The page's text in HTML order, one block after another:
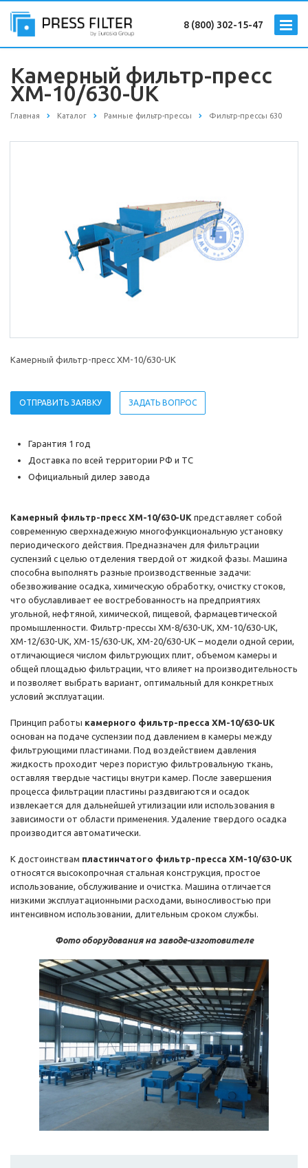
8 (800) 302-15-47
Камерный фильтр-пресс
XM-10/630-UK
Главная Каталог Рамные фильтр-прессы Фильтр-прессы 630
Камерный фильтр-пресс XM-10/630-UK
ОТПРАВИТЬ ЗАЯВКУ ЗАДАТЬ ВОПРОС
Гарантия 1 год
Доставка по всей территории РФ и ТС
Официальный дилер завода
Камерный фильтр-пресс XM-10/630-UK представляет собой
современную сверхнадежную многофункциональную установку
периодического действия. Предназначен для фильтрации
суспензий с целью отделения твердой от жидкой фазы. Машина
способна выполнять разные производственные задачи:
обезвоживание осадка, химическую обработку, очистку стоков,
что обуславливает ее востребованность на предприятиях
угольной, нефтяной, химической, пищевой, фармацевтической
промышленности. Фильтр-прессы XМ-8/630-UK, XМ-10/630-UK,
XМ-12/630-UK, XМ-15/630-UK, XМ-20/630-UK – модели одной серии,
отличающиеся числом фильтрующих плит, объемом камеры и
общей площадью фильтрации, что влияет на производительность
и позволяет выбрать вариант, оптимальный для конкретных
условий эксплуатации.
Принцип работы камерного фильтр-пресса XM-10/630-UK
основан на подаче суспензии под давлением в камеры между
фильтрующими пластинами. Под воздействием давления
жидкость проходит через пористую фильтровальную ткань,
оставляя твердые частицы внутри камер. После завершения
процесса фильтрации пластины раздвигаются и осадок
извлекается для дальнейшей утилизации или использования в
зависимости от области применения. Удаление твердого осадка
производится автоматически.
К достоинствам пластинчатого фильтр-пресса XM-10/630-UK
относятся высокопрочная стальная конструкция, простое
использование, обслуживание и очистка. Машина отличается
низкими эксплуатационными расходами, выносливостью при
интенсивном использовании, длительным сроком службы.
Фото оборудования на заводе-изготовителе